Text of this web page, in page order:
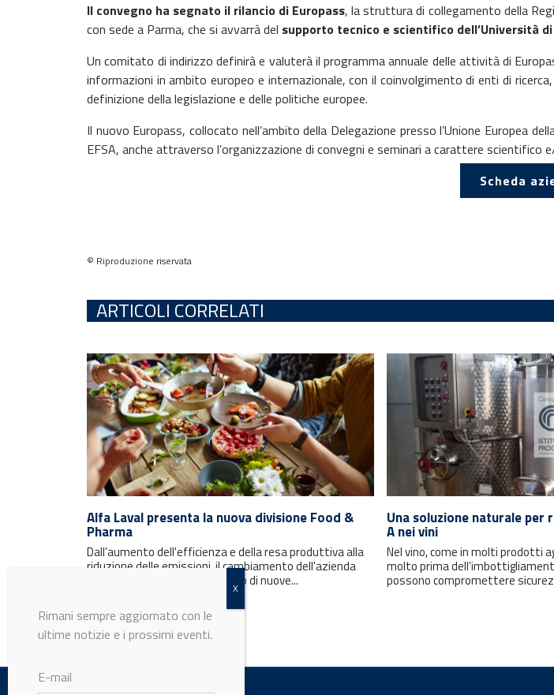
Il convegno ha segnato il rilancio di Europass, la struttura di collegamento della
con sede a Parma, che si avvarrà del supporto tecnico e scientifico dell’Università
Un comitato di indirizzo definirà e valuterà il programma annuale delle attività di
informazioni in ambito europeo e internazionale, con il coinvolgimento di enti di
definizione della legislazione e delle politiche europee.
Il nuovo Europass, collocato nell’ambito della Delegazione presso l’Unione Europea
EFSA, anche attraverso l’organizzazione di convegni e seminari a carattere scientifico
Scheda
© Riproduzione riservata
ARTICOLI CORRELATI
Alfa Laval presenta la nuova divisione Food &
Pharma
Dall'aumento dell'efficienza e della resa produttiva alla
riduzione delle emissioni, il cambiamento dell'azienda
svedese arriva fino allo sviluppo di nuove...
Una soluzione naturale per
A nei vini
Nel vino, come in molti prodotti
molto prima
possono compromettere
Rimani sempre aggiornato con le
ultime notizie e i prossimi eventi.